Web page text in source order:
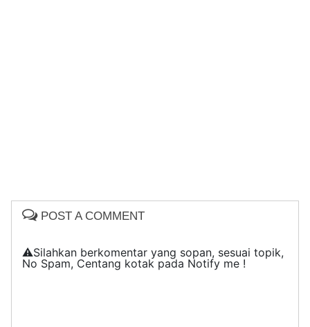
POST A COMMENT
⚠️Silahkan berkomentar yang sopan, sesuai topik,
No Spam, Centang kotak pada Notify me !